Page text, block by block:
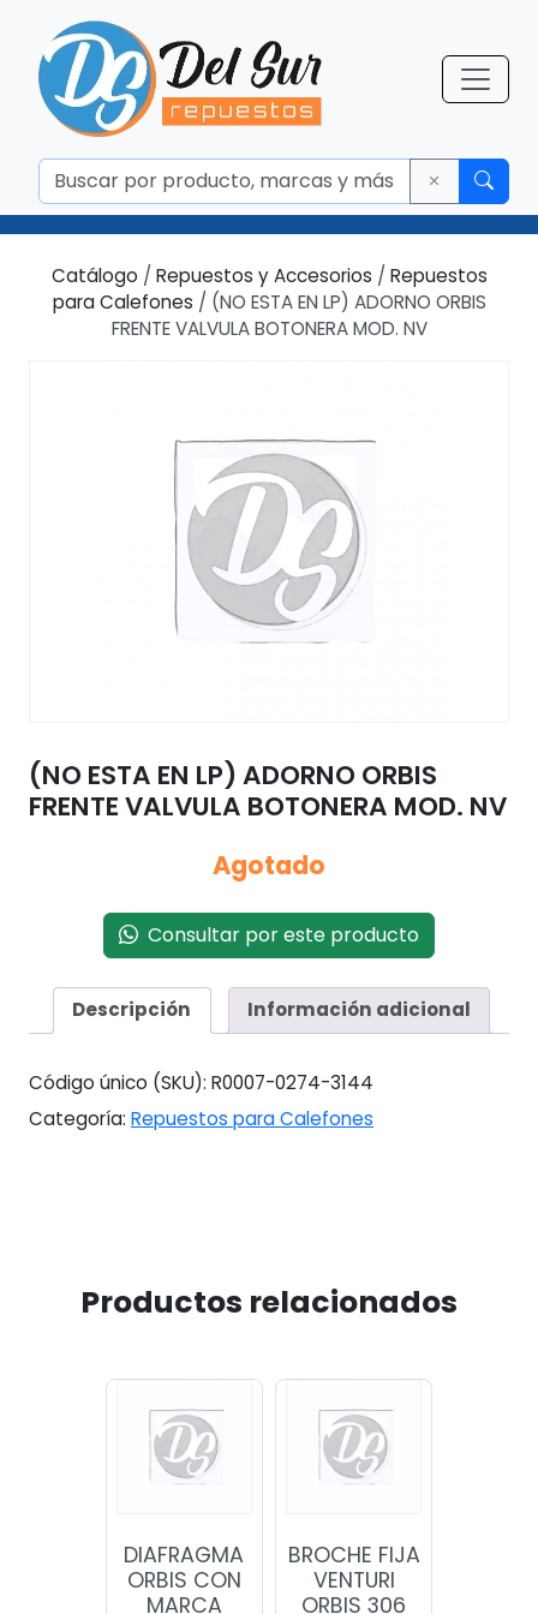
Catálogo / Repuestos y Accesorios / Repuestos
para Calefones / (NO ESTA EN LP) ADORNO ORBIS
FRENTE VALVULA BOTONERA MOD. NV
(NO ESTA EN LP) ADORNO ORBIS
FRENTE VALVULA BOTONERA MOD. NV
Agotado
Consultar por este producto
Descripción Información adicional
Código único (SKU): R0007-0274-3144
Categoría: Repuestos para Calefones
Productos relacionados
DIAFRAGMA
ORBIS CON
MARCA
BROCHE FIJA
VENTURI
ORBIS 306